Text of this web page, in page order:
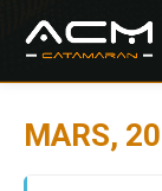
MARS,